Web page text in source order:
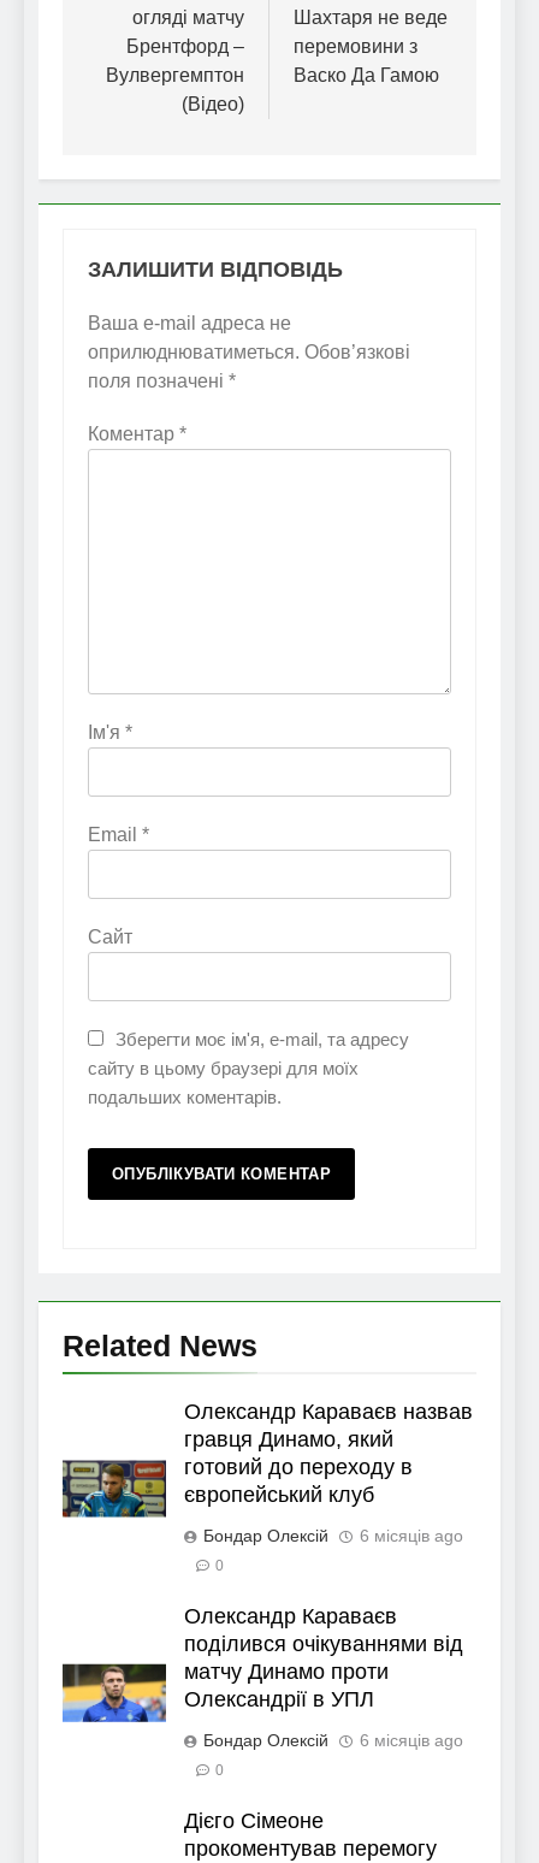
огляді матчу
Брентфорд –
Вулвергемптон
(Відео)
Шахтаря не веде
перемовини з
Васко Да Гамою
ЗАЛИШИТИ ВІДПОВІДЬ
Ваша e-mail адреса не
оприлюднюватиметься. Обов’язкові
поля позначені *
Коментар *
Ім'я *
Email *
Сайт
Зберегти моє ім'я, e-mail, та адресу
сайту в цьому браузері для моїх
подальших коментарів.
Related News
Олександр Караваєв назвав
гравця Динамо, який
готовий до переходу в
європейський клуб
Бондар Олексій 6 місяців ago
0
Олександр Караваєв
поділився очікуваннями від
матчу Динамо проти
Олександрії в УПЛ
Бондар Олексій 6 місяців ago
0
Дієго Сімеоне
прокоментував перемогу